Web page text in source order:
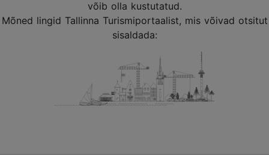
võib olla kustutatud.
Mõned lingid Tallinna Turismiportaalist, mis võivad otsitut
sisaldada: